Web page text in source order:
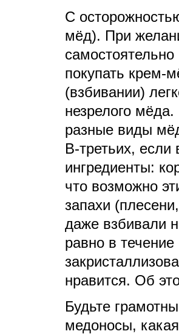
С
мёд). При
покупать крем-
(взбивании)
незрелого
разные виды
В-третьих,
ингредиенты:
что возможно
запахи
даже взбивали
равно в
нравится. Об
Будьте
медоносы,